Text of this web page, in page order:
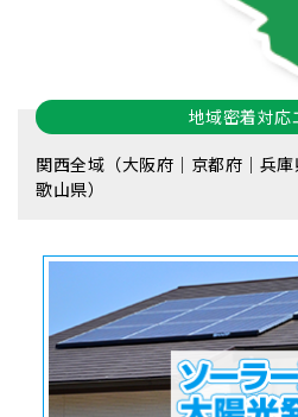
地域密着対応
関西全域（大阪府｜京都府｜兵
歌山県）